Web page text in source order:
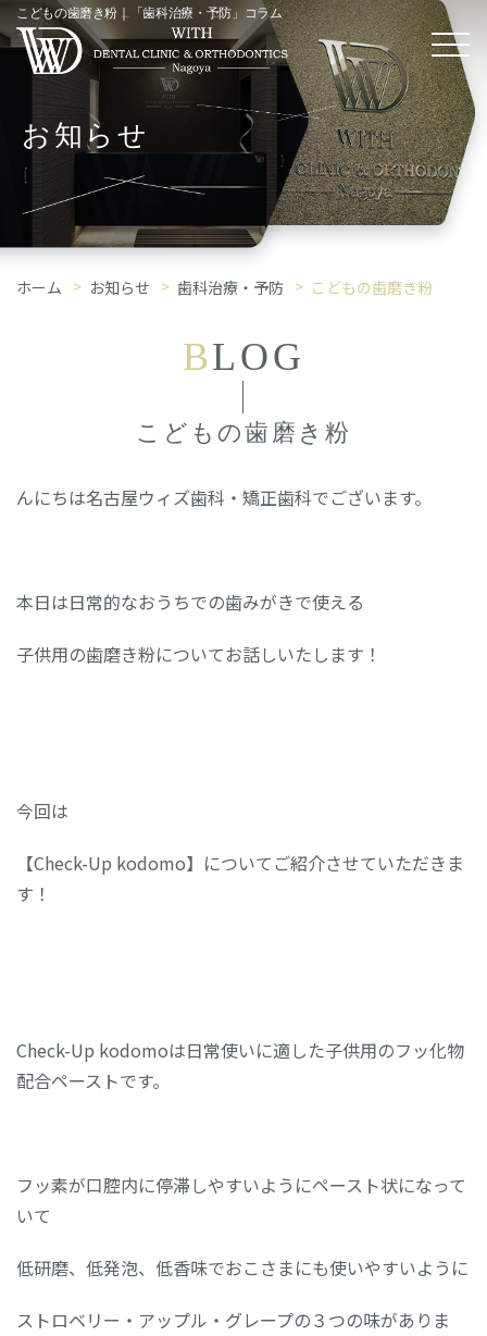
こどもの歯磨き粉｜「歯科治療・予防」コラム
お知らせ
ホーム お知らせ 歯科治療・予防 こどもの歯磨き粉
BLOG
こどもの歯磨き粉
んにちは名古屋ウィズ歯科・矯正歯科でございます。
本日は日常的なおうちでの歯みがきで使える
子供用の歯磨き粉についてお話しいたします！
今回は
【Check-Up kodomo】についてご紹介させていただきま
す！
Check-Up kodomoは日常使いに適した子供用のフッ化物
配合ペーストです。
フッ素が口腔内に停滞しやすいようにペースト状になって
いて
低研磨、低発泡、低香味でおこさまにも使いやすいように
ストロベリー・アップル・グレープの３つの味がありま